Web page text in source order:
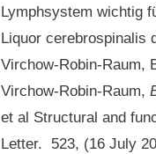
Lymphsystem wichtig
Liquor cerebrospinalis
Virchow-Robin-Raum,
Virchow-Robin-Raum,
et al Structural and
Letter. 523, (16 July